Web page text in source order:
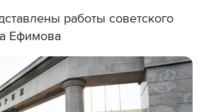
работы советского
Ефимова